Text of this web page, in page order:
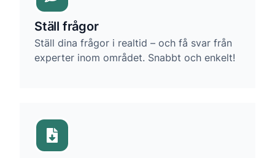
Ställ frågor
Ställ dina frågor i realtid – och få svar från
experter inom området. Snabbt och enkelt!